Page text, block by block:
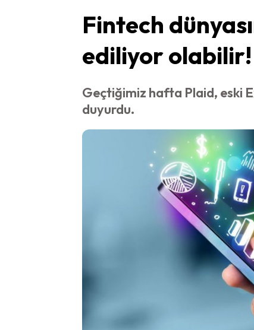
Fintech
ediliyor olabilir!
Geçtiğimiz hafta Plaid, eski
duyurdu.